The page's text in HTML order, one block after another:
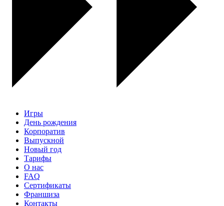
Игры
День рождения
Корпоратив
Выпускной
Новый год
Тарифы
О нас
FAQ
Сертификаты
Франшиза
Контакты